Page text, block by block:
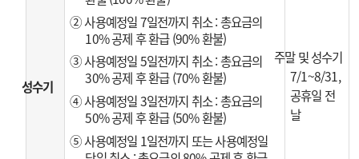
성수기
② 사용예정일 7일전까지 취소 : 총요금의
10% 공제 후 환급 (90% 환불)
③ 사용예정일 5일전까지 취소 : 총요금의
30% 공제 후 환급 (70% 환불)
④ 사용예정일 3일전까지 취소 : 총요금의
50% 공제 후 환급 (50% 환불)
⑤ 사용예정일 1일전까지 또는 사용예정일
주말 및 성수기
7/1~8/31,
공휴일 전
날